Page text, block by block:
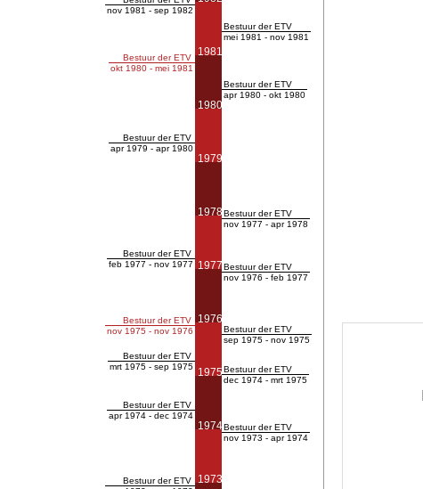
nov 1981 - sep 1982
Bestuur der ETV
okt 1980 - mei 1981
Bestuur der ETV
apr 1979 - apr 1980
Bestuur der ETV
feb 1977 - nov 1977
Bestuur der ETV
nov 1975 - nov 1976
Bestuur der ETV
mrt 1975 - sep 1975
Bestuur der ETV
apr 1974 - dec 1974
Bestuur der ETV
1981
1980
1979
1978
1977
1976
1975
1974
1973
Bestuur der ETV
mei 1981 - nov 1981
Bestuur der ETV
apr 1980 - okt 1980
Bestuur der ETV
nov 1977 - apr 1978
Bestuur der ETV
nov 1976 - feb 1977
Bestuur der ETV
sep 1975 - nov 1975
Bestuur der ETV
dec 1974 - mrt 1975
Bestuur der ETV
nov 1973 - apr 1974